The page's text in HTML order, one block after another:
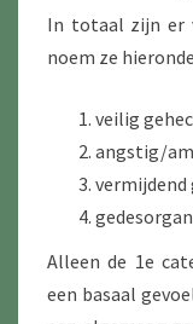
In totaal zijn er
noem ze
veilig
angstig/
vermijdend
Alleen de 1e
een basaal